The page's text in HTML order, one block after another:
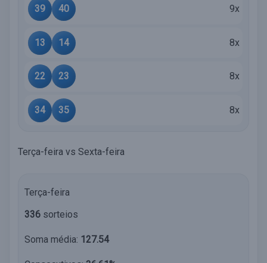
39 40 9x
13 14 8x
22 23 8x
34 35 8x
Terça-feira vs Sexta-feira
Terça-feira
336 sorteios
Soma média: 127.54